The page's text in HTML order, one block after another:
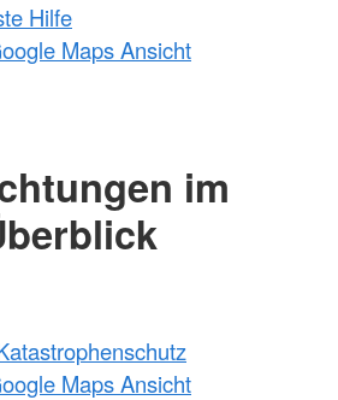
Hilfe
Maps Ansicht
im
Maps Ansicht